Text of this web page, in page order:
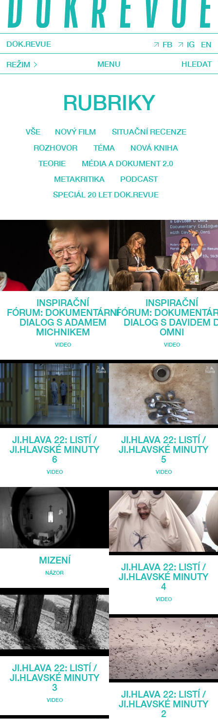
DOK.REVUE FB IG EN
REŽIM MENU HLEDAT
RUBRIKY
VŠE NOVÝ FILM
SITUAČNÍ RECENZE
ROZHOVOR
TÉMA
NOVÁ KNIHA
TEORIE
MÉDIA A DOKUMENT 2.0
METAKRITIKA
PODCAST
SPECIÁL 20 LET DOK.REVUE
INSPIRAČNÍ
FÓRUM: DOKUMENTÁRNÍ
DIALOG S ADAMEM
MICHNIKEM
VIDEO
JI.HLAVA 22: LISTÍ /
JI.HLAVSKÉ MINUTY
6
VIDEO
MIZENÍ
NÁZOR
JI.HLAVA 22: LISTÍ /
JI.HLAVSKÉ MINUTY
3
VIDEO
INSPIRAČNÍ
FÓRUM:
DIALOG S DAVIDEM
OMNI
VIDEO
JI.HLAVA 22: LISTÍ /
JI.HLAVSKÉ MINUTY
5
VIDEO
JI.HLAVA 22: LISTÍ /
JI.HLAVSKÉ MINUTY
4
VIDEO
JI.HLAVA 22: LISTÍ /
JI.HLAVSKÉ MINUTY
2